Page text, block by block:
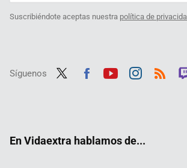
Suscribiéndote aceptas nuestra política de
Síguenos
En Vidaextra hablamos de...